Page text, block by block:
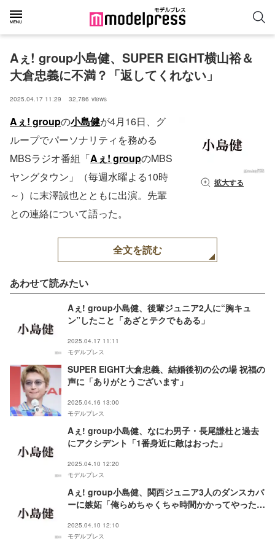
Aぇ! group小島健、SUPER EIGHT横山裕＆
大倉忠義に不満？「返してくれない」
2025.04.17 11:29 32,786 views
拡大する
Aぇ! groupの小島健が4月16日、グ
ループでパーソナリティを務める
MBSラジオ番組「Aぇ! groupのMBS
ヤングタウン」（毎週水曜よる10時
～）に末澤誠也とともに出演。先輩
との連絡について語った。
全文を読む
あわせて読みたい
Aぇ! group小島健、後輩ジュニア2人に“胸キュ
ン”したこと「あざとテクでもある」
2025.04.17 11:11
モデルプレス
SUPER EIGHT大倉忠義、結婚後初の公の場 祝福の
声に「ありがとうございます」
2025.04.16 13:00
モデルプレス
Aぇ! group小島健、なにわ男子・長尾謙杜と過去
にアクシデント「1番身近に敵はおった」
2025.04.10 12:20
モデルプレス
Aぇ! group小島健、関西ジュニア3人のダンスカバ
ーに嫉妬「俺らめちゃくちゃ時間かかってやったの
2025.04.10 12:10
モデルプレス